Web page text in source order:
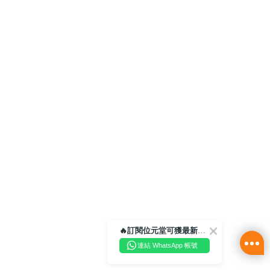
🔥訂閱位元堂可獲最新優惠及活動資訊🔥
連結 WhatsApp 帳號